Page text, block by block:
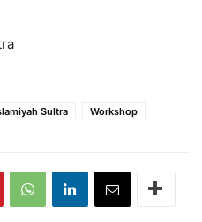
Sultra Workshop